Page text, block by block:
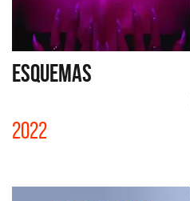
ESQUEMAS
2022